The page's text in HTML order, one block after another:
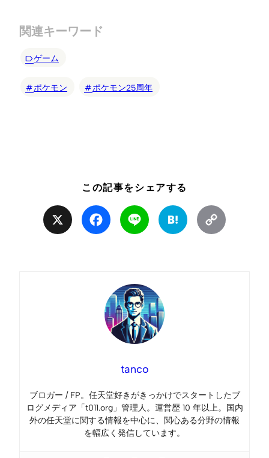
関連キーワード
ゲーム
ポケモン ポケモン25周年
この記事をシェアする
Facebook Line Hatena
tanco
ブロガー / FP。任天堂好きがきっかけでスタートしたブ
ログメディア「t011.org」管理人。運営歴 10 年以上。国内
外の任天堂に関する情報を中心に、関心ある分野の情報
を幅広く発信しています。